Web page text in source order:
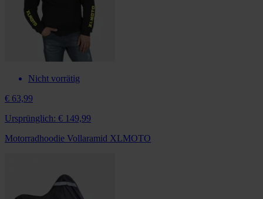
Nicht vorrätig
€ 63,99
Ursprünglich: € 149,99
Motorradhoodie Vollaramid XLMOTO